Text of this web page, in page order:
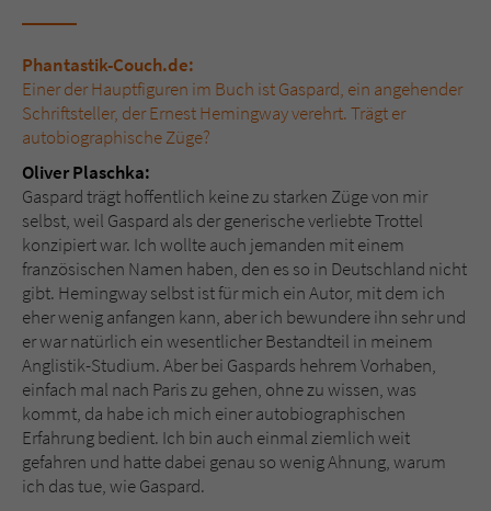
Phantastik-Couch.de:
Einer der Hauptfiguren im Buch ist Gaspard, ein angehender
Schriftsteller, der Ernest Hemingway verehrt. Trägt er
autobiographische Züge?
Oliver Plaschka:
Gaspard trägt hoffentlich keine zu starken Züge von mir
selbst, weil Gaspard als der generische verliebte Trottel
konzipiert war. Ich wollte auch jemanden mit einem
französischen Namen haben, den es so in Deutschland nicht
gibt. Hemingway selbst ist für mich ein Autor, mit dem ich
eher wenig anfangen kann, aber ich bewundere ihn sehr und
er war natürlich ein wesentlicher Bestandteil in meinem
Anglistik-Studium. Aber bei Gaspards hehrem Vorhaben,
einfach mal nach Paris zu gehen, ohne zu wissen, was
kommt, da habe ich mich einer autobiographischen
Erfahrung bedient. Ich bin auch einmal ziemlich weit
gefahren und hatte dabei genau so wenig Ahnung, warum
ich das tue, wie Gaspard.